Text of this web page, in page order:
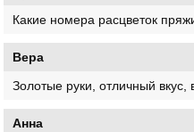
Какие номера расцветок
Вера
Золотые руки, отличный вкус,
Анна